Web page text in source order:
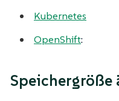
Kubernetes
OpenShift:
Speichergröße